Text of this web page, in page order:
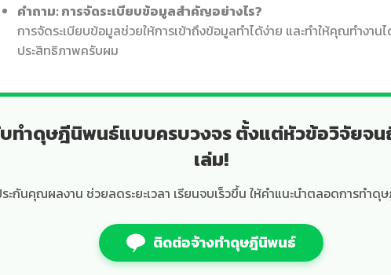
คำถาม: การจัดระเบียบข้อมูลสำคัญอย่างไร?
การจัดระเบียบข้อมูลช่วยให้การเข้าถึงข้อมูลทำได้ง่าย และทำให้คุณทำงาน
ประสิทธิภาพครับผม
ทำดุษฎีนิพนธ์แบบครบวงจร ตั้งแต่หัวข้อวิจัยจ
เล่ม!
ะกันคุณผลงาน ช่วยลดระยะเวลา เรียนจบเร็วขึ้น ให้คำแนะนำตลอดการทำดุ
ติดต่อจ้างทำดุษฎีนิพนธ์